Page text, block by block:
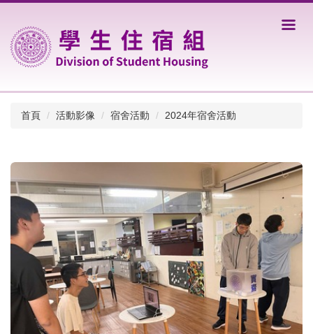
主
要
首頁
活動影像 宿舍活動 2024年宿舍活動